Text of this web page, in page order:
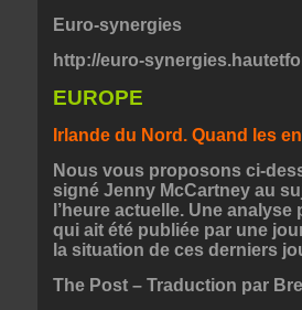
Euro-synergies
http://euro-
EUROPE
Irlande du Nord. Quand les
Nous vous proposons ci-
signé Jenny McCartney au
l’heure actuelle. Une
qui ait été publiée par une
la situation de ces derniers
The Post – Traduction par